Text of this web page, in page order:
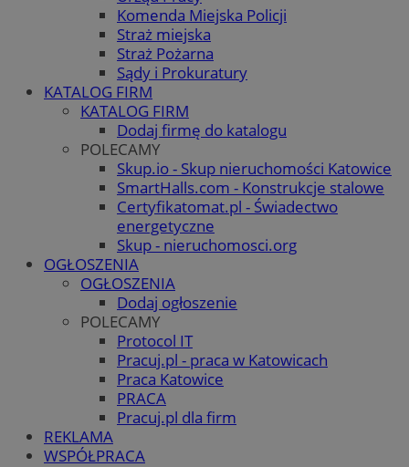
Komenda Miejska Policji
Straż miejska
Straż Pożarna
Sądy i Prokuratury
KATALOG FIRM
KATALOG FIRM
Dodaj firmę do katalogu
POLECAMY
Skup.io - Skup nieruchomości Katowice
SmartHalls.com - Konstrukcje stalowe
Certyfikatomat.pl - Świadectwo
energetyczne
Skup - nieruchomosci.org
OGŁOSZENIA
OGŁOSZENIA
Dodaj ogłoszenie
POLECAMY
Protocol IT
Pracuj.pl - praca w Katowicach
Praca Katowice
PRACA
Pracuj.pl dla firm
REKLAMA
WSPÓŁPRACA